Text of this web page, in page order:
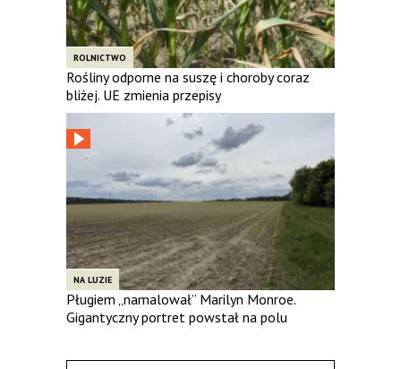
ROLNICTWO
Rośliny odporne na suszę i choroby coraz
bliżej. UE zmienia przepisy
NA LUZIE
Pługiem „namalował” Marilyn Monroe.
Gigantyczny portret powstał na polu